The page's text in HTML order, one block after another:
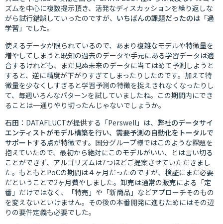
ズムを中心に複数提示頂き、活発なディスカッションを繰り返しな
がら試行錯誤していったのですが、 いちばんの課題だったのは「過
学習」 でした。
使えるデータが限られているので、あまり複雑なモデルや特徴量を
増やしてしまうと既知の過去のデータや手元にある学習データは適
合するけれども、まだ見ぬ未来のデータに当てはめて予測しようと
すると、逆に精度が下がりすぎてしまったりしたのです。加えて特
徴量を少なくしすぎると学習予測の特徴を捉えきれなくなったりし
て、毎週いろんなパターンを試していましたね。この期間内にでき
ることは一通りやり切ったんじゃないでしょうか。
石田： DATAFLUCTが提供する「Perswell」は、 弊社のデータサイ
エンティストがモデル構築を行い、需要予測の自動化をトータルで
サポートする点が特徴です。国分グループ様ではこのような課題を
抱えていたので、最初から絶対にこのモデルがいい、とは言い切る
ことができず、アルゴリズムは7つほどご提案させていただきまし
た。もともとPoCの期間は４ヶ月だったのですが、検証にまだ必要
だということで2ヶ月費やしました。卸売は通常の販売による「定
番」だけではなく、「特売」や「新商品」などアプローチそのもの
を変えないといけません。その後の本番開発に進むためにはその辺
りの要件定義も必要でした。